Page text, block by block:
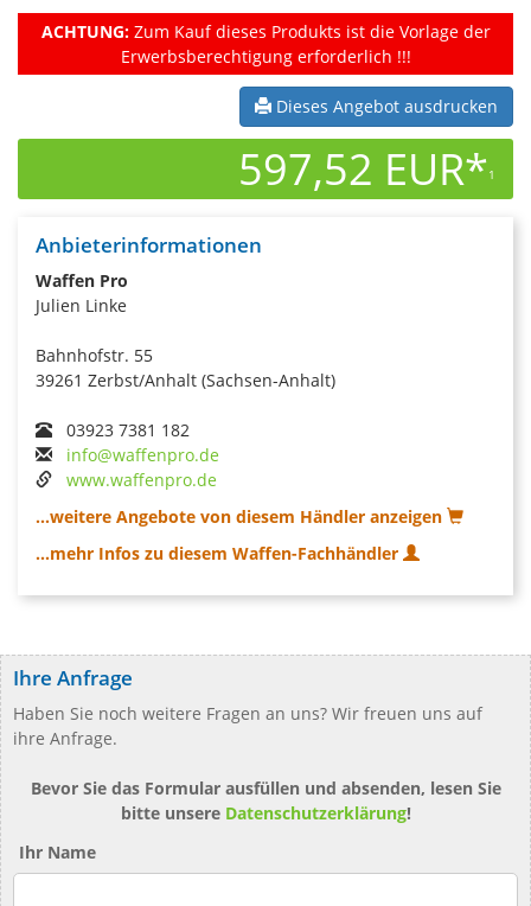
ACHTUNG:Zum Kauf dieses Produkts ist die Vorlage der
Erwerbsberechtigung erforderlich !!!
Dieses Angebot ausdrucken
597,52 EUR*1
Anbieterinformationen
Waffen Pro
Julien Linke
Bahnhofstr. 55
39261 Zerbst/Anhalt (Sachsen-Anhalt)
03923 7381 182
info@waffenpro.de
www.waffenpro.de
...weitere Angebote von diesem Händler anzeigen
...mehr Infos zu diesem Waffen-Fachhändler
Ihre Anfrage
Haben Sie noch weitere Fragen an uns? Wir freuen uns auf
ihre Anfrage.
Bevor Sie das Formular ausfüllen und absenden, lesen Sie
bitte unsere Datenschutzerklärung!
Ihr Name